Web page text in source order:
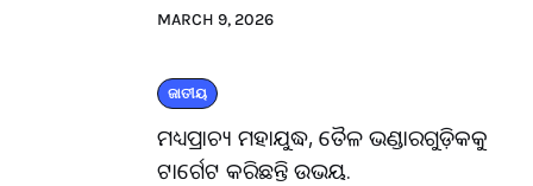
MARCH 9, 2026
ଜାତୀୟ
ମଧ୍ୟପ୍ରାଚ୍ୟ ମହାଯୁଦ୍ଧ, ତୈଳ ଭଣ୍ଡାରଗୁଡ଼ିକକୁ
ଟାର୍ଗେଟ କରିଛନ୍ତି ଉଭୟ.